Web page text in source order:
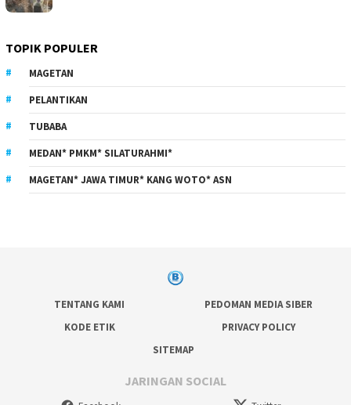
TOPIK POPULER
MAGETAN
PELANTIKAN
TUBABA
MEDAN* PMKM* SILATURAHMI*
MAGETAN* JAWA TIMUR* KANG WOTO* ASN
TENTANG KAMI
PEDOMAN MEDIA SIBER
KODE ETIK
PRIVACY POLICY
SITEMAP
JARINGAN SOCIAL